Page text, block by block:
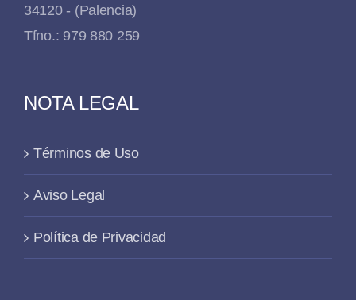
34120 - (Palencia)
Tfno.: 979 880 259
NOTA LEGAL
Términos de Uso
Aviso Legal
Política de Privacidad